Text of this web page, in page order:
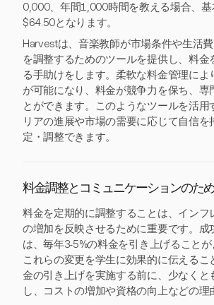
0,000、年間1,000時間を教える場合、
$64.50となります。
Harvestは、音楽教師が市場条件や生活
を調整するためのツールを提供し、料金
る手助けをします。柔軟な料金管理によ
が可能になり、料金が競争力を保ち、専
とができます。このようなツールを活用
リアの進展や市場の需要に応じて自信を
定・調整できます。
料金調整とコミュニケーションのた
料金を定期的に調整することは、インフ
の増加を反映させるために重要です。成
は、毎年3-5%の料金を引き上げることが
これらの変更を学生に効果的に伝えるこ
金の引き上げを実施する前に、少なくと
し、コストの増加や資格の向上などの理